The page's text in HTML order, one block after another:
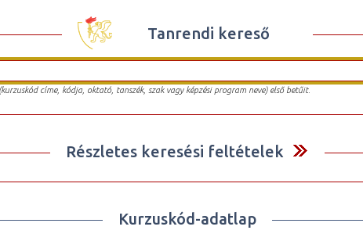
Tanrendi kereső
címe, kódja, oktató, tanszék, szak vagy képzési program neve) első betűit.
Részletes keresési feltételek
Kurzuskód-adatlap